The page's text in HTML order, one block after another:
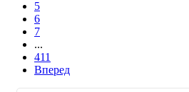
5
6
7
...
411
Вперед